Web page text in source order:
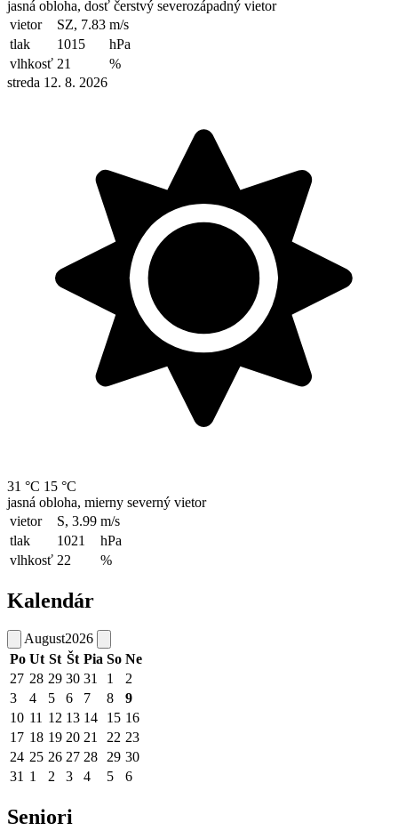
jasná obloha, dosť čerstvý severozápadný vietor
vietor
SZ, 7.83 m/s
tlak
1015
hPa
vlhkosť 21
%
streda 12. 8. 2026
31 °C 15 °C
jasná obloha, mierny severný vietor
vietor
S, 3.99 m/s
tlak
1021
hPa
vlhkosť 22 %
Kalendár
August2026
Po Ut St Št Pia So Ne
27 28 29 30 31 1
2
3
4 5 6 7 8
9
10 11 12 13 14 15 16
17 18 19 20 21 22 23
24 25 26 27 28 29 30
31 1 2 3 4 5 6
Seniori